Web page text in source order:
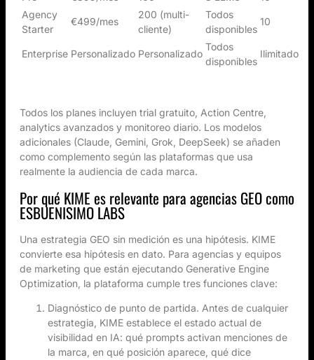
Agency
Starter
€499/mes
200 (multi-
cliente)
Todos
disponibles
10
Enterprise Personalizado Personalizado
Todos
disponibles
Ilimitado
Todos los planes incluyen trial gratuito, Action Centre,
analytics avanzados y monitoreo diario. Los modelos
adicionales (Claude, Gemini, Grok, DeepSeek) se añaden
como complemento según las plataformas que usa
realmente la audiencia de cada marca.
Por qué KIME es relevante para agencias GEO como
ESBUENISIMO LABS
Una estrategia GEO sin medición es una hipótesis. KIME
convierte esa hipótesis en dato. Para agencias y equipos
de marketing que están ejecutando Generative Engine
Optimization, la plataforma cumple tres funciones clave:
Diagnóstico de punto de partida. Antes de cualquier
estrategia, KIME establece el estado actual de
visibilidad en IA: qué prompts activan menciones de
la marca, en qué posición aparece, qué dice